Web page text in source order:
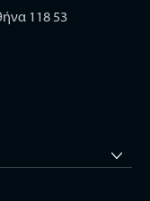
118 53